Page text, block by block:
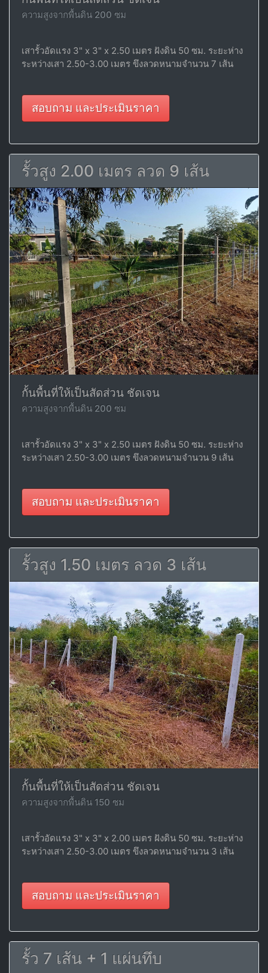
ความสูงจากพื้นดิน 200 ซม
เสารั้วอัดแรง 3" x 3" x 2.50 เมตร ฝังดิน 50 ซม. ระยะห่าง
ระหว่างเสา 2.50-3.00 เมตร ขึงลวดหนามจำนวน 7 เส้น
สอบถาม และประเมินราคา
รั้วสูง 2.00 เมตร ลวด 9 เส้น
กั้นพื้นที่ให้เป็นสัดส่วน ชัดเจน
ความสูงจากพื้นดิน 200 ซม
เสารั้วอัดแรง 3" x 3" x 2.50 เมตร ฝังดิน 50 ซม. ระยะห่าง
ระหว่างเสา 2.50-3.00 เมตร ขึงลวดหนามจำนวน 9 เส้น
สอบถาม และประเมินราคา
รั้วสูง 1.50 เมตร ลวด 3 เส้น
กั้นพื้นที่ให้เป็นสัดส่วน ชัดเจน
ความสูงจากพื้นดิน 150 ซม
เสารั้วอัดแรง 3" x 3" x 2.00 เมตร ฝังดิน 50 ซม. ระยะห่าง
ระหว่างเสา 2.50-3.00 เมตร ขึงลวดหนามจำนวน 3 เส้น
สอบถาม และประเมินราคา
รั้ว 7 เส้น + 1 แผ่นทึบ